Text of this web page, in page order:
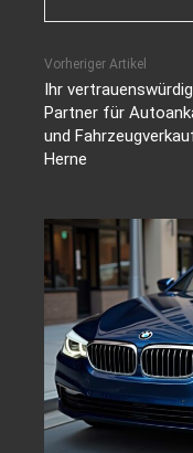
Vorheriger Artikel
Ihr
Partner für
und
Herne